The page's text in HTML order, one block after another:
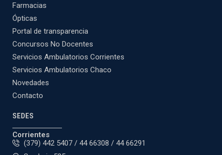
Farmacias
Ópticas
Portal de transparencia
Concursos No Docentes
Servicios Ambulatorios Corrientes
Servicios Ambulatorios Chaco
Novedades
Contacto
SEDES
Corrientes
(379) 442 5407 / 44 66308 / 44 66291